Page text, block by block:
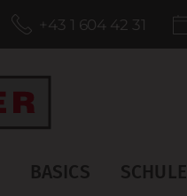
+43 1 604 42 31
BASICS SCHULE